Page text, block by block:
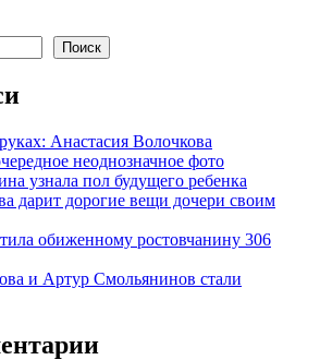
Поиск
Анастасия Волочкова
неоднозначное фото
узнала пол будущего ребенка
дарит дорогие вещи дочери своим
обиженному ростовчанину 306
и Артур Смольянинов стали